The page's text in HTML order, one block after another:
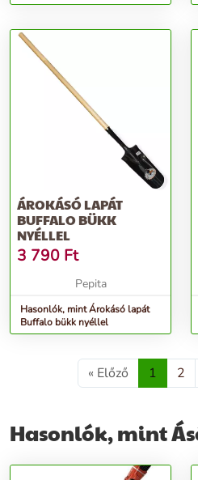
ÁROKÁSÓ LAPÁT
BUFFALO BÜKK
NYÉLLEL
3 790 Ft
Pepita
Hasonlók, mint Árokásó lapát
Buffalo bükk nyéllel
« Előző 1 2
Hasonlók, mint